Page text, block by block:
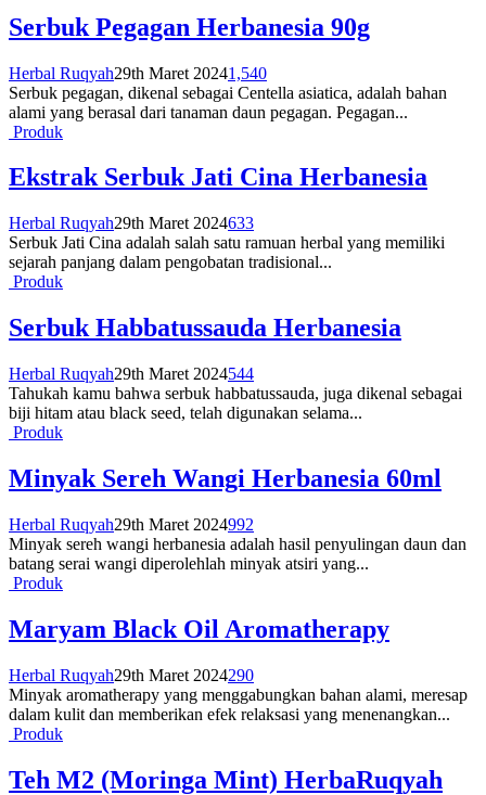
Serbuk Pegagan Herbanesia 90g
Herbal Ruqyah29th Maret 20241,540
Serbuk pegagan, dikenal sebagai Centella asiatica, adalah bahan
alami yang berasal dari tanaman daun pegagan. Pegagan...
Produk
Ekstrak Serbuk Jati Cina Herbanesia
Herbal Ruqyah29th Maret 2024633
Serbuk Jati Cina adalah salah satu ramuan herbal yang memiliki
sejarah panjang dalam pengobatan tradisional...
Produk
Serbuk Habbatussauda Herbanesia
Herbal Ruqyah29th Maret 2024544
Tahukah kamu bahwa serbuk habbatussauda, juga dikenal sebagai
biji hitam atau black seed, telah digunakan selama...
Produk
Minyak Sereh Wangi Herbanesia 60ml
Herbal Ruqyah29th Maret 2024992
Minyak sereh wangi herbanesia adalah hasil penyulingan daun dan
batang serai wangi diperolehlah minyak atsiri yang...
Produk
Maryam Black Oil Aromatherapy
Herbal Ruqyah29th Maret 2024290
Minyak aromatherapy yang menggabungkan bahan alami, meresap
dalam kulit dan memberikan efek relaksasi yang menenangkan...
Produk
Teh M2 (Moringa Mint) HerbaRuqyah